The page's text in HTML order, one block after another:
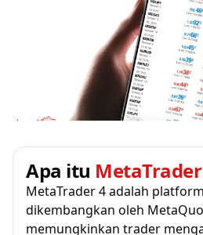
Apa itu MetaTrader
MetaTrader 4 adalah
dikembangkan oleh
memungkinkan trader